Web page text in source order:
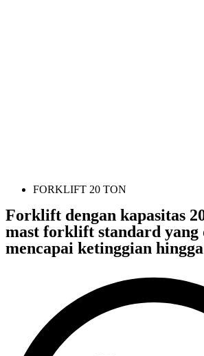
FORKLIFT 20 TON
Forklift dengan kapasitas
mast forklift standard yang
mencapai ketinggian